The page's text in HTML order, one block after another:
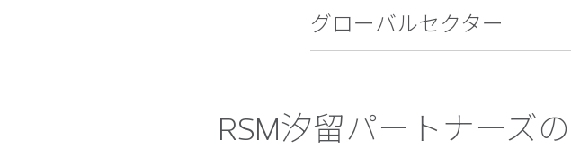
グローバルセクター
RSM汐留パートナーズ